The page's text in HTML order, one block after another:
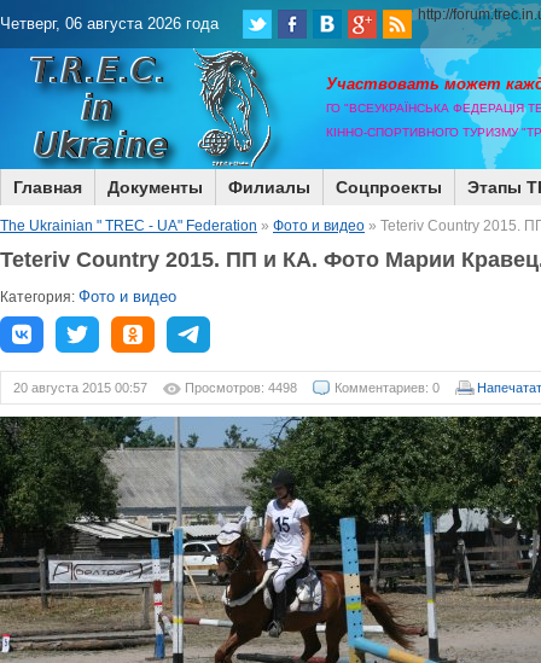
Четверг, 06 августа 2026 года http://
Участвовать может
ГО "ВСЕУКРАЇНСЬКА ФЕДЕРАЦІЯ
КІННО-СПОРТИВНОГО ТУРИЗМУ
Главная Документы Филиалы Соцпроекты Этапы
The Ukrainian " TREC - UA" Federation » Фото и видео » Teteriv Country 2015.
Teteriv Country 2015. ПП и КА. Фото Марии
Категория: Фото и видео
20 августа 2015 00:57 Просмотров: 4498 Комментариев: 0